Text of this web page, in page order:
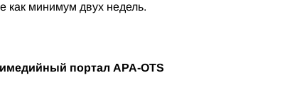
как минимум двух недель.
портал APA-OTS